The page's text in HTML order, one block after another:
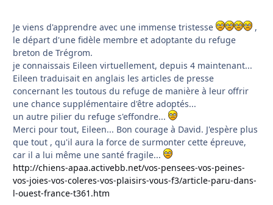
Je viens d'apprendre avec une immense tristesse
,
le départ d'une fidèle membre et adoptante du refuge
breton de Trégrom.
je connaissais Eileen virtuellement, depuis 4 maintenant...
Eileen traduisait en anglais les articles de presse
concernant les toutous du refuge de manière à leur offrir
une chance supplémentaire d'être adoptés...
un autre pilier du refuge s'effondre...
Merci pour tout, Eileen... Bon courage à David. J'espère plus
que tout , qu'il aura la force de surmonter cette épreuve,
car il a lui même une santé fragile...
http://chiens-apaa.activebb.net/vos-pensees-vos-peines-
vos-joies-vos-coleres-vos-plaisirs-vous-f3/article-paru-dans-
l-ouest-france-t361.htm